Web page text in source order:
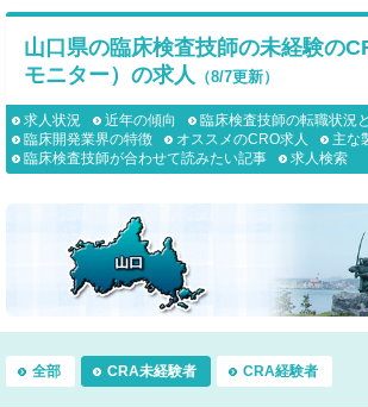
山口県の臨床検査技師の未経験の
モニター）の求人 （8/7更新）
求人状況 近年の傾向
臨床検査技師の転職状況
臨床開発業界の特徴
オススメのCRO求人
主な
臨床検査技師が合わせて読みたい記事
求人検索
全部 CRA未経験者 CRA経験者